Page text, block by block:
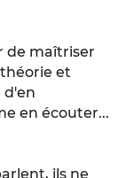
de maîtriser
et
d'en
en écouter...
ils ne